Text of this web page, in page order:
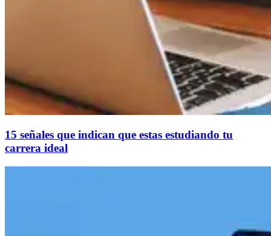
15 señales que indican que estas estudiando tu
carrera ideal